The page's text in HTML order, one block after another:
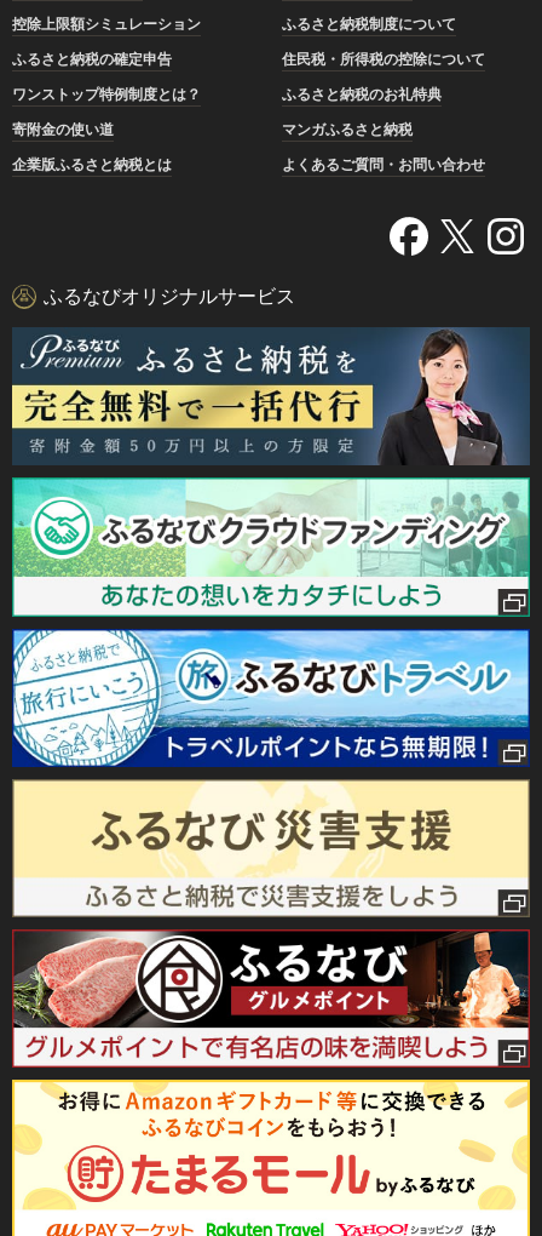
控除上限額シミュレーション
ふるさと納税制度について
ふるさと納税の確定申告
住民税・所得税の控除について
ワンストップ特例制度とは？
ふるさと納税のお礼特典
寄附金の使い道
マンガふるさと納税
企業版ふるさと納税とは
よくあるご質問・お問い合わせ
ふるなびオリジナルサービス